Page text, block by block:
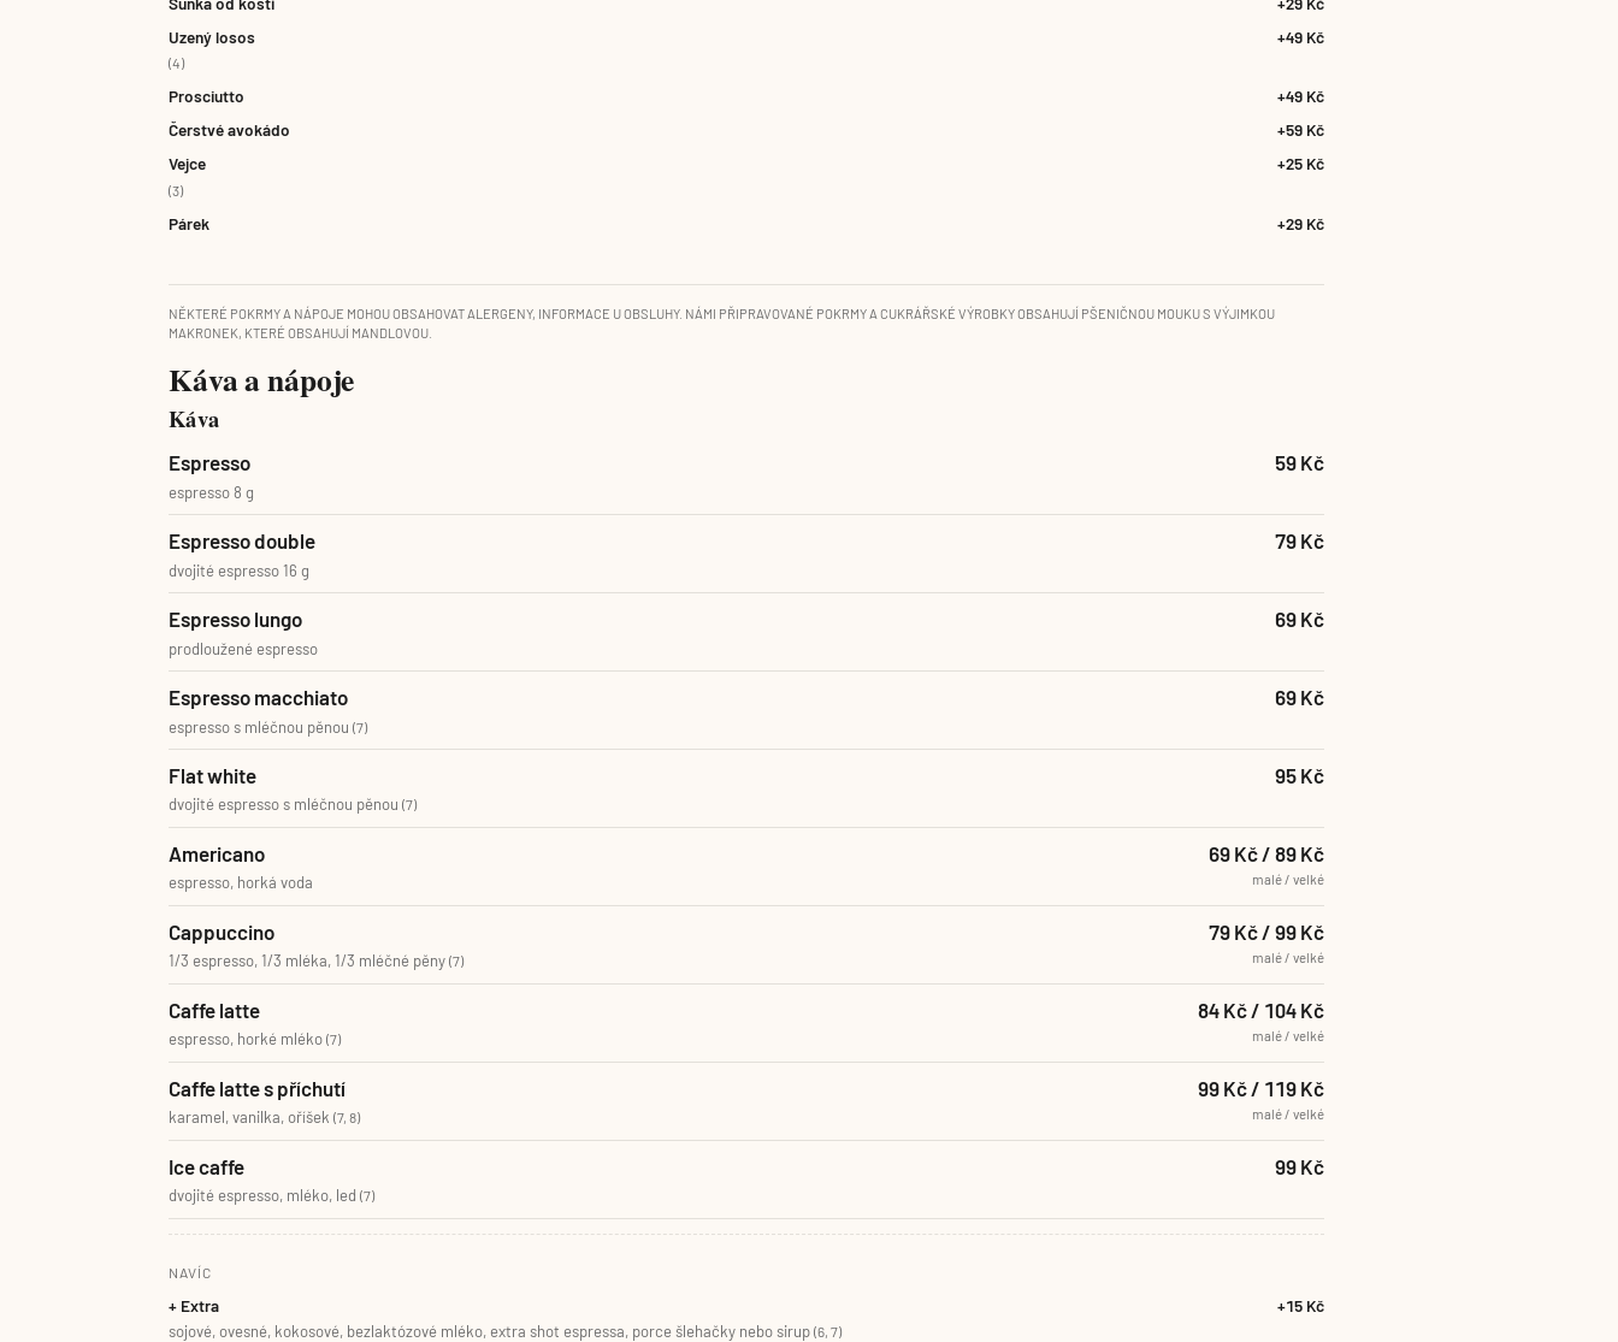
Uzený losos
(4)
+49 Kč
Prosciutto
+49 Kč
Čerstvé avokádo
+59 Kč
Vejce
(3)
+25 Kč
Párek +29 Kč
NĚKTERÉ POKRMY A NÁPOJE MOHOU OBSAHOVAT ALERGENY, INFORMACE U OBSLUHY. NÁMI PŘIPRAVOVANÉ POKRMY A CUKRÁŘSKÉ VÝROBKY OBSAHUJÍ PŠENIČNOU MOUKU S VÝJIMKOU
MAKRONEK, KTERÉ OBSAHUJÍ MANDLOVOU.
Káva a nápoje
Káva
Espresso
espresso 8 g
59 Kč
Espresso double
dvojité espresso 16 g
79 Kč
Espresso lungo
prodloužené espresso
69 Kč
Espresso macchiato
espresso s mléčnou pěnou (7)
69 Kč
Flat white
dvojité espresso s mléčnou pěnou (7)
95 Kč
Americano
espresso, horká voda
69 Kč / 89 Kč
malé / velké
Cappuccino
1/3 espresso, 1/3 mléka, 1/3 mléčné pěny (7)
79 Kč / 99 Kč
malé / velké
Caffe latte
espresso, horké mléko (7)
84 Kč / 104 Kč
malé / velké
Caffe latte s příchutí
karamel, vanilka, oříšek (7, 8)
99 Kč / 119 Kč
malé / velké
Ice caffe
dvojité espresso, mléko, led (7)
99 Kč
NAVÍC
+ Extra
sojové, ovesné, kokosové, bezlaktózové mléko, extra shot espressa, porce šlehačky nebo sirup (6, 7)
+15 Kč